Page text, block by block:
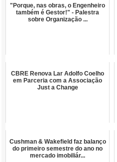
"Porque, nas obras, o Engenheiro
também é Gestor!" - Palestra
sobre Organização ...
CBRE Renova Lar Adolfo Coelho
em Parceria com a Associação
Just a Change
Cushman & Wakefield faz balanço
do primeiro semestre do ano no
mercado imobiliár...